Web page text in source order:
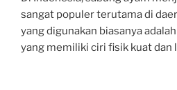
sangat populer terutama di
yang digunakan biasanya
yang memiliki ciri fisik kuat dan